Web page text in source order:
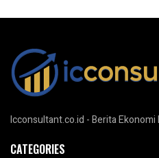
Icconsultant.co.id - Berita Ekonomi
CATEGORIES